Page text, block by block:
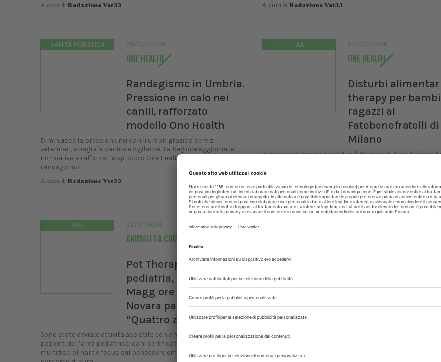
A cura di Redazione Vet33 A cura di Redazione Vet33
SANITÀ PUBBLICA 26/03/2026
ONE HEALTH
Randagismo in Umbria.
Pressione in calo nei
canili, rafforzato
modello One Health
Diminuisce la pressione nei canili umbri grazie a servizi
veterinari, anagrafe canina e vigilanza. La Regione aggiorna la
normativa e rafforza l’approccio One Health nella gestione del
randagismo
A cura di Redazione Vet33
IAA 23/03/2026
ONE HEALTH
Disturbi
therapy per
ragazzi al
Fatebenefratelli di
Milano
Purina sostiene un progetto di Interventi Assistiti con
Milano. In Italia oltre 3 milioni di persone convivono con
A cura diRedazione Vet33
IAA 22/01/2026
ANIMALI DA COMPAGNIA
Pet Therapy in
pediatria, all’AOU
Maggiore della Carità di
Novara parte il progetto
“Quattro zampe”
Sono state avviate attività assistite con animali per i piccoli
pazienti dell’area pediatrica: cani certificati, équipe
multidisciplinare e focus sul benessere emotivo durante il
di Jesi arriva la pet
therapy
All’Ospedale “Carlo Urbani” di Jesi parte un progetto
affiancano pazienti, familiari e operatori sanitari per
A cura diRedazione Vet33